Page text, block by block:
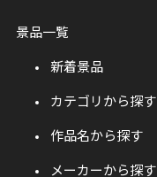
景品一覧
新着景品
カテゴリから探す
作品名から探す
メーカーから探す